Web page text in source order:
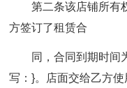
第二条该店铺所有
方签订了租赁合
同，合同到期时间
写：}。店面交给乙方